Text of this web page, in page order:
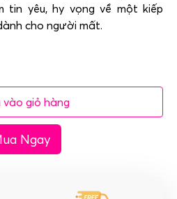
tin yêu, hy vọng về một kiếp
cho người mất.
vào giỏ hàng
Ngay